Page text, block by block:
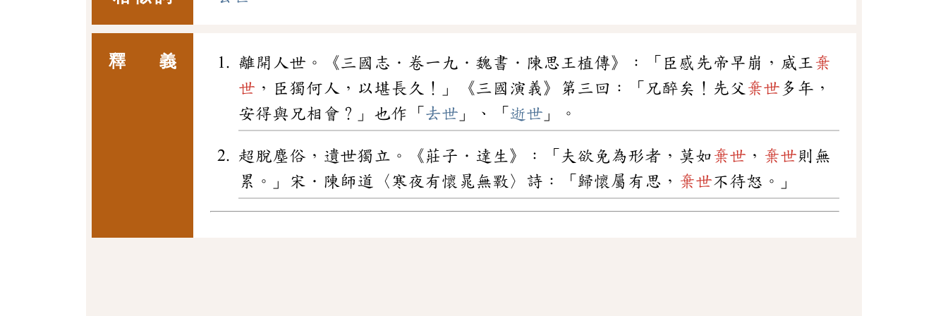
釋 義 離開人世。《三國志．卷一九．魏書．陳思王植傳》：「臣感先帝早崩，威王棄
世 ，臣獨何人，以堪長久！」《三國演義》第三回：「兄醉矣！先父 棄世 多年，
安得與兄相會？」也作「 去世 」、「 逝世 」。
超脫塵俗，遺世獨立。《莊子．達生》：「夫欲免為形者，莫如棄世 ， 棄世則無
累。」宋．陳師道〈寒夜有懷晁無斁〉詩：「歸懷屬有思， 棄世不待怒。」